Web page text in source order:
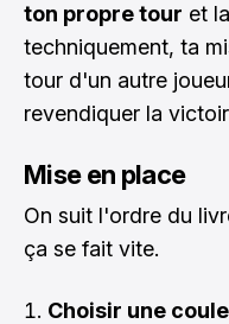
ton propre tour et
techniquement, ta
tour d'un autre
revendiquer la
Mise en place
On suit l'ordre du
ça se fait vite.
Choisir une